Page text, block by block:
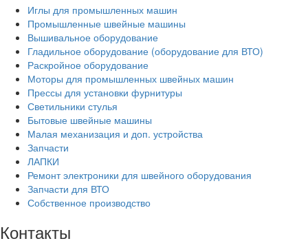
Иглы для промышленных машин
Промышленные швейные машины
Вышивальное оборудование
Гладильное оборудование (оборудование для ВТО)
Раскройное оборудование
Моторы для промышленных швейных машин
Прессы для установки фурнитуры
Светильники стулья
Бытовые швейные машины
Малая механизация и доп. устройства
Запчасти
ЛАПКИ
Ремонт электроники для швейного оборудования
Запчасти для ВТО
Собственное производство
Контакты